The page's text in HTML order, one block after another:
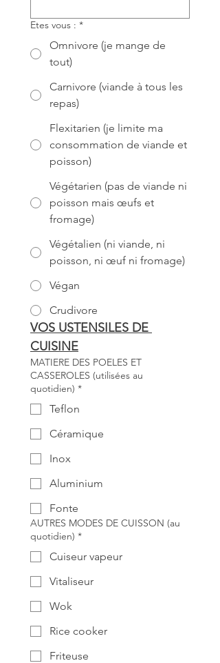
Etes vous : *
Omnivore (je mange de
tout)
Carnivore (viande à tous les
repas)
Flexitarien (je limite ma
consommation de viande et
poisson)
Végétarien (pas de viande ni
poisson mais œufs et
fromage)
Végétalien (ni viande, ni
poisson, ni œuf ni fromage)
Végan
Crudivore
VOS USTENSILES DE
CUISINE
MATIERE DES POELES ET
CASSEROLES (utilisées au
quotidien) *
Teflon
Céramique
Inox
Aluminium
Fonte
AUTRES MODES DE CUISSON (au
quotidien) *
Cuiseur vapeur
Vitaliseur
Wok
Rice cooker
Friteuse